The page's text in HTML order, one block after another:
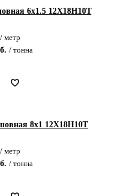
6х1.5 12Х18Н10Т
/ метр
/ тонна
8х1 12Х18Н10Т
/ метр
/ тонна